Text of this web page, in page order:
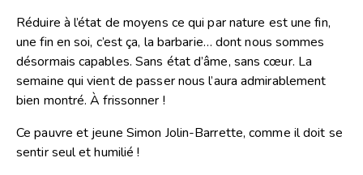
Réduire à l’état de moyens ce qui par nature est une fin,
une fin en soi, c’est ça, la barbarie… dont nous sommes
désormais capables. Sans état d’âme, sans cœur. La
semaine qui vient de passer nous l’aura admirablement
bien montré. À frissonner !
Ce pauvre et jeune Simon Jolin-Barrette, comme il doit se
sentir seul et humilié !